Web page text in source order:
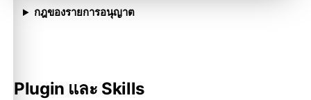
กฎของรายการอนุญาต
Plugin และ Skills